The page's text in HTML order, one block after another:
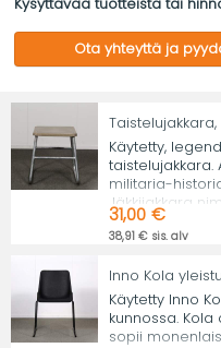
Ota yhteyttä ja
Käytetty,
taistelujakkara.
militaria-
Jäkkijakkara
31,00 €
38,91 € sis. alv
Inno Kola
Käytetty Inno
kunnossa.
sopii